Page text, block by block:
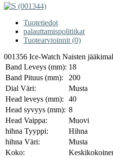
Tuotetiedot
palauttamispolitiikat
Tuotearvioinnit (0)
001356 Ice-Watch Naisten
Band Leveys (mm): 18
Band Pituus (mm):
200
Dial Väri:
Musta
Head leveys (mm):
40
Head syvyys (mm): 8
Head Vaippa:
Muovi
hihna Tyyppi:
Hihna
hihna Väri:
Musta
Koko: